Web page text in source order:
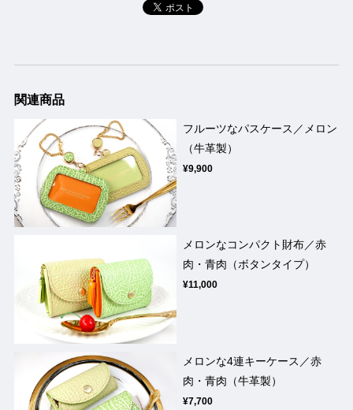
関連商品
フルーツなパスケース／メロン
（牛革製）
¥9,900
メロンなコンパクト財布／赤
肉・青肉（ボタンタイプ）
¥11,000
メロンな4連キーケース／赤
肉・青肉（牛革製）
¥7,700